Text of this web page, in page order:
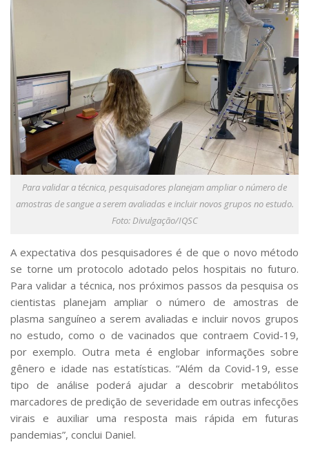
Para validar a técnica, pesquisadores planejam ampliar o número de
amostras de sangue a serem avaliadas e incluir novos grupos no estudo.
Foto: Divulgação/IQSC
A expectativa dos pesquisadores é de que o novo método
se torne um protocolo adotado pelos hospitais no futuro.
Para validar a técnica, nos próximos passos da pesquisa os
cientistas planejam ampliar o número de amostras de
plasma sanguíneo a serem avaliadas e incluir novos grupos
no estudo, como o de vacinados que contraem Covid-19,
por exemplo. Outra meta é englobar informações sobre
gênero e idade nas estatísticas. “Além da Covid-19, esse
tipo de análise poderá ajudar a descobrir metabólitos
marcadores de predição de severidade em outras infecções
virais e auxiliar uma resposta mais rápida em futuras
pandemias”, conclui Daniel.